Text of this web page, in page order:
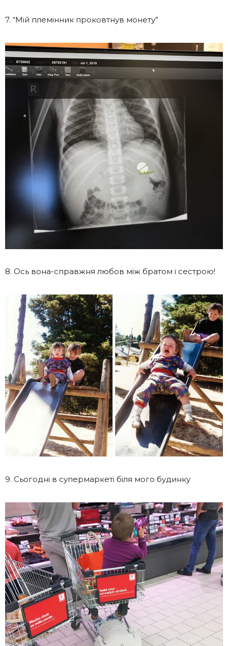
7. “Мій племінник проковтнув монету”
8. Ось вона-справжня любов між братом і сестрою!
9. Сьогодні в супермаркеті біля мого будинку